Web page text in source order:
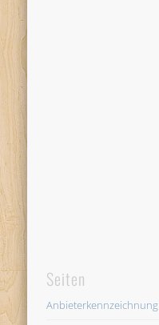
Seiten
Anbieterkennzeichnung